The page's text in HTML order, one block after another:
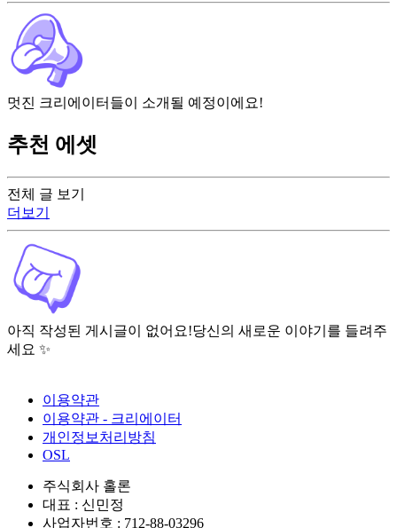
전체 글 보기
더보기
아직 작성된 게시글이 없어요!당신의 새로운 이야기를 들려주
세요 ✨
멋진 크리에이터들이 소개될 예정이에요!
추천 에셋
이용약관
이용약관 - 크리에이터
개인정보처리방침
OSL
주식회사 홀론
대표 : 신민정
사업자번호 : 712-88-03296